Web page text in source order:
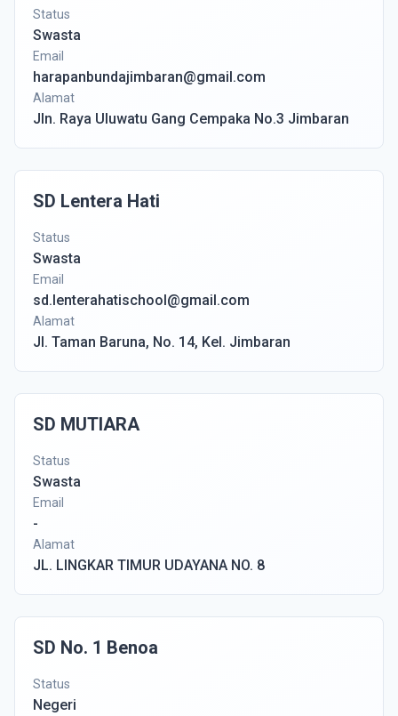
Status
Swasta
Email
harapanbundajimbaran@gmail.com
Alamat
Jln. Raya Uluwatu Gang Cempaka No.3 Jimbaran
SD Lentera Hati
Status
Swasta
Email
sd.lenterahatischool@gmail.com
Alamat
Jl. Taman Baruna, No. 14, Kel. Jimbaran
SD MUTIARA
Status
Swasta
Email
-
Alamat
JL. LINGKAR TIMUR UDAYANA NO. 8
SD No. 1 Benoa
Status
Negeri